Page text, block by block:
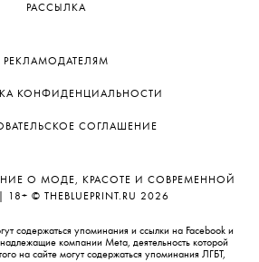
РАССЫЛКА
РЕКЛАМОДАТЕЛЯМ
КОНФИДЕНЦИАЛЬНОСТИ
СОГЛАШЕНИЕ
О МОДЕ, КРАСОТЕ И СОВРЕМЕННОЙ
18+ © THEBLUEPRINT.RU 2026
содержаться упоминания и ссылки на Facebook и
компании Meta, деятельность которой
на сайте могут содержаться упоминания ЛГБТ,